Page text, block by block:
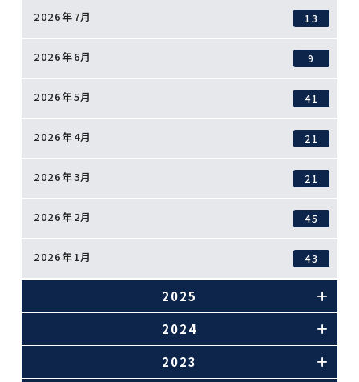
2026年7月 13
2026年6月 9
2026年5月 41
2026年4月 21
2026年3月 21
2026年2月 45
2026年1月 43
2025
2024
2023